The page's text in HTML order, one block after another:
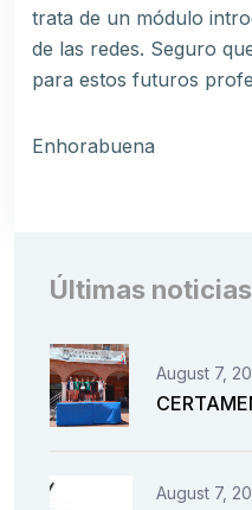
trata de un módulo
de las redes. Seguro
para estos futuros
Enhorabuena
Últimas noticias
August 7,
August 7,